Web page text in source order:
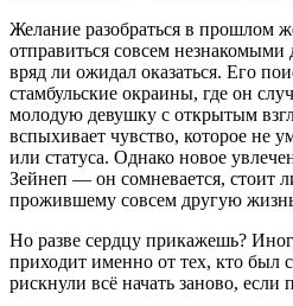
Желание разобраться в прошлом
отправиться совсем
вряд ли ожидал оказаться. Его
стамбульские окраины, где он
молодую девушку с открытым
вспыхивает чувство, которое не
или статуса. Однако новое
Зейнеп — он сомневается, стоит
прожившему совсем другую
Но разве сердцу прикажешь?
приходит именно от тех, кто
рискнули всё начать заново,